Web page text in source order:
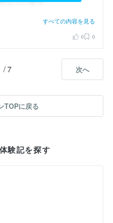
すべての内容を見る
0 0
/ 7 次へ
TOPに戻る
験記を探す